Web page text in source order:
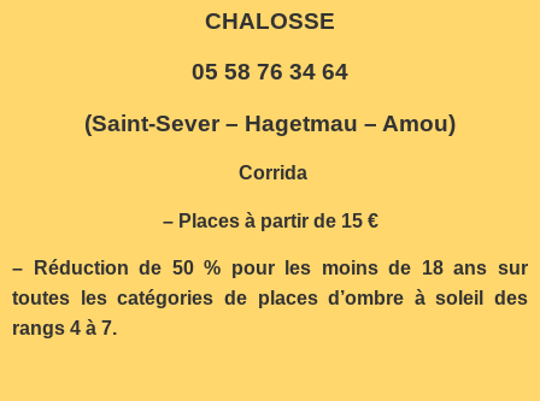
CHALOSSE
05 58 76 34 64
(Saint-Sever – Hagetmau – Amou)
Corrida
– Places à partir de 15 €
– Réduction de 50 % pour les moins de 18 ans sur
toutes les catégories de places d’ombre à soleil des
rangs 4 à 7.